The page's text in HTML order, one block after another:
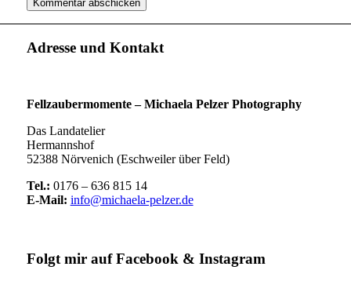
Adresse und Kontakt
Fellzaubermomente –Michaela Pelzer Photography
Das Landatelier
Hermannshof
52388 Nörvenich (Eschweiler über Feld)
Tel.: 0176 – 636 815 14
E-Mail: info@michaela-pelzer.de
Folgt mir auf Facebook & Instagram